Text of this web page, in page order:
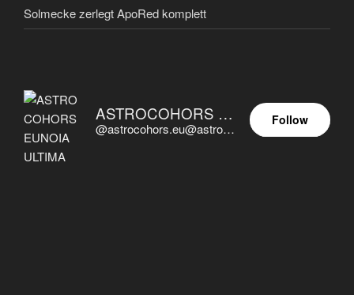
Solmecke zerlegt ApoRed komplett
ASTROCOHORS EUNOIA ULTIMA
@astrocohors.eu@astrocohors.eu
Follow